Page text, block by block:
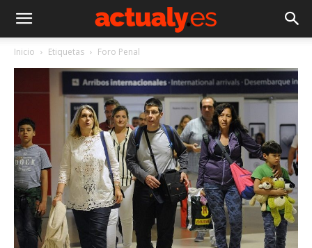
Inicio Etiquetas Foro Penal